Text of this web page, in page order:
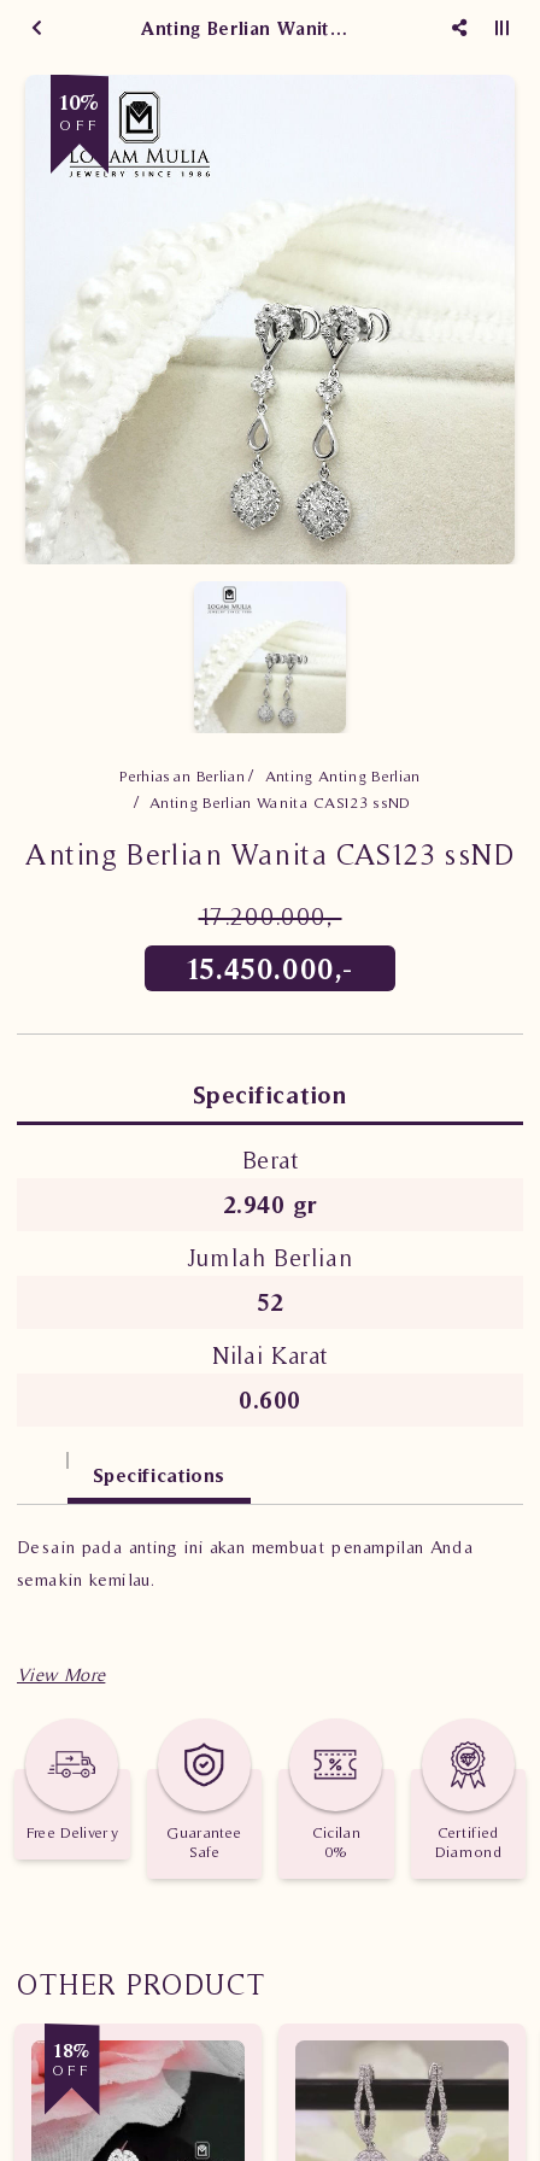
Anting Berlian Wanita CAS123 ssND
10%
OFF
Perhiasan Berlian
Anting Anting Berlian
Anting Berlian Wanita CAS123 ssND
Anting Berlian Wanita CAS123 ssND
17.200.000,-
15.450.000,-
Specification
Berat
2.940 gr
Jumlah Berlian
52
Nilai Karat
0.600
Specifications
Desain pada anting ini akan membuat penampilan Anda
semakin kemilau.
Spesifikasi penting untuk perhiasan Anting Berlian Wanita
Berat: 2.940 gram
Jumlah berlian: 52 buah
Nilai karat: 0.600 karat
Free Delivery
Guarantee
Safe
Cicilan
0%
Certified
Diamond
OTHER PRODUCT
18%
OFF